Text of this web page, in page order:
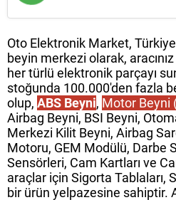
Oto Elektronik Market,
beyin merkezi olarak,
her türlü elektronik parçayı
stoğunda 100.000'den fazla
olup, ABS Beyni, Motor Beyni
Airbag Beyni, BSI Beyni,
Merkezi Kilit Beyni, Airbag
Motoru, GEM Modülü, Darbe
Sensörleri, Cam Kartları ve
araçlar için Sigorta Tablaları,
bir ürün yelpazesine sahiptir.